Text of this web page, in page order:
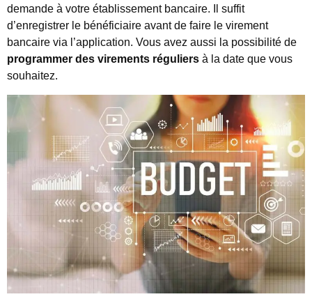
demande à votre établissement bancaire. Il suffit
d’enregistrer le bénéficiaire avant de faire le virement
bancaire via l’application. Vous avez aussi la possibilité de
programmer des virements réguliers à la date que vous
souhaitez.